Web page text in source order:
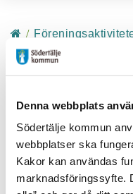
Denna webbplats
Södertälje kommun
webbplatser ska
Kakor kan användas
marknadsföringssyfte.
Start
/
Södertälje
sportförening
Södertälje
anordnar under
kostnadsfria